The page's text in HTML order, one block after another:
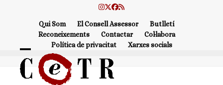
Instagram
Twitter
Facebook
RSS
Qui Som El Consell Assessor
Butlletí
Reconeixements
Contactar
Col·labora
Política de privacitat
Xarxes socials
Open
mobile
Close
mobile